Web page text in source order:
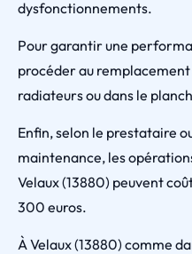
dysfonctionnements.
Pour garantir une
procéder au remplacement
radiateurs ou dans le
Enfin, selon le prestataire
maintenance, les
Velaux (13880) peuvent
300 euros.
À Velaux (13880) comme